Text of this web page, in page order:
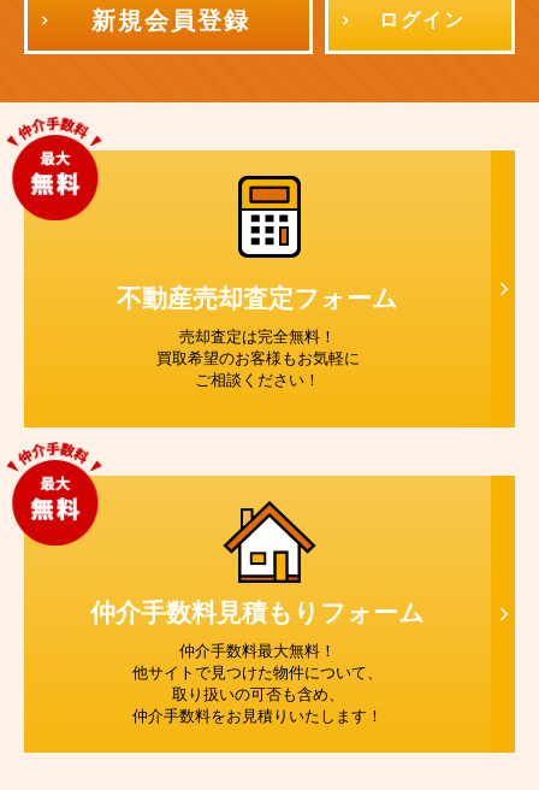
新規会員登録 ログイン
不動産売却査定フォーム
売却査定は完全無料！
買取希望のお客様もお気軽に
ご相談ください！
仲介手数料見積もり フォーム
仲介手数料最大無料！
他サイトで見つけた物件について、
取り扱いの可否も含め、
仲介手数料をお見積りいたします！